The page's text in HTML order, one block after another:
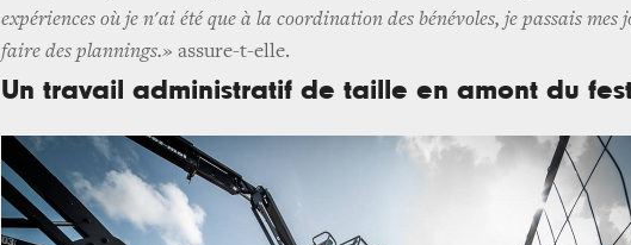
expériences où je n'ai été que à la coordination des bénévoles, je passais mes
faire des plannings.» assure-t-elle.
Un travail administratif de taille en amont du